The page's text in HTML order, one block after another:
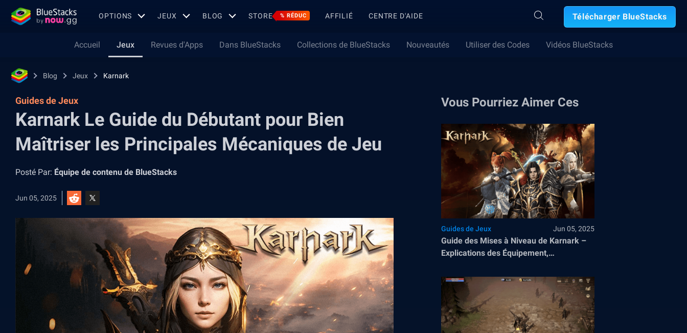
OPTIONS JEUX BLOG STORE % RÉDUC AFFILIÉ CENTRE D'AIDE Télécharger BlueStacks
Accueil Jeux Revues d'Apps Dans BlueStacks Collections de BlueStacks Nouveautés Utiliser des Codes Vidéos BlueStacks
Blog Jeux Karnark
Guides de Jeux
Karnark Le Guide du Débutant pour Bien
Maîtriser les Principales Mécaniques de Jeu
Posté Par: Équipe de contenu de BlueStacks
Jun 05, 2025
Vous Pourriez Aimer Ces
Guides de Jeux Jun 05, 2025
Guide des Mises à Niveau de Karnark –
Explications des Équipement,